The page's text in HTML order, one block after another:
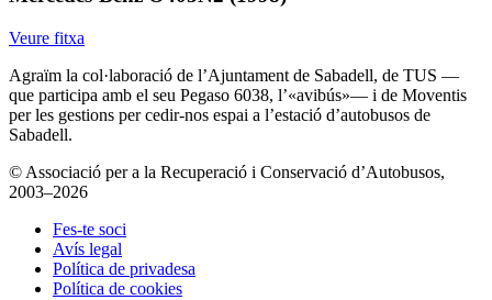
Veure fitxa
Agraïm la col·laboració de l’Ajuntament de Sabadell, de TUS —
que participa amb el seu Pegaso 6038, l’«avibús»— i de Moventis
per les gestions per cedir-nos espai a l’estació d’autobusos de
Sabadell.
© Associació per a la Recuperació i Conservació d’Autobusos,
2003–2026
Fes-te soci
Avís legal
Política de privadesa
Política de cookies